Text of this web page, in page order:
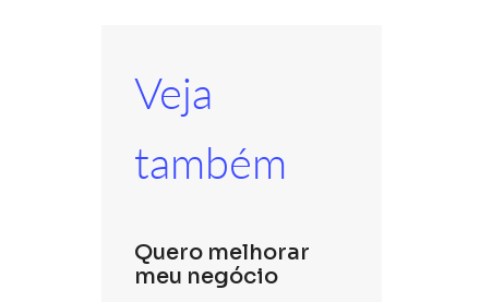
Veja
também
Quero melhorar
meu negócio